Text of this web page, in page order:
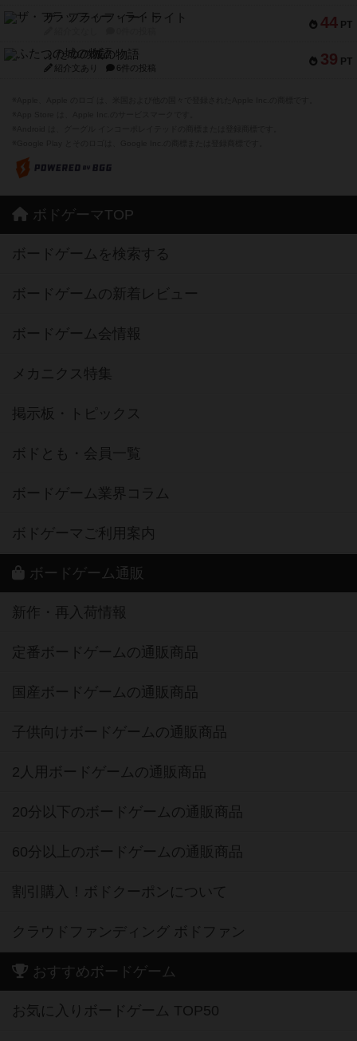
44 PT
ザ・フラッフィー・ライト
39 PT
ふたつの城の物語
紹介文あり 6件の投稿
ボドゲーマTOP
ボードゲームを検索する
ボードゲームの新着レビュー
ボードゲーム会情報
メカニクス特集
掲示板・トピックス
ボドとも・会員一覧
ボードゲーム業界コラム
ボドゲーマご利用案内
ボードゲーム通販
新作・再入荷情報
定番ボードゲームの通販商品
国産ボードゲームの通販商品
子供向けボードゲームの通販商品
2人用ボードゲームの通販商品
20分以下のボードゲームの通販商品
60分以上のボードゲームの通販商品
割引購入！ボドクーポンについて
クラウドファンディング ボドファン
おすすめボードゲーム
お気に入りボードゲーム TOP50